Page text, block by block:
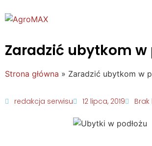
Zaradzić ubytkom w
Strona główna » Zaradzić ubytkom w
redakcja serwisu 12 lipca, 2019